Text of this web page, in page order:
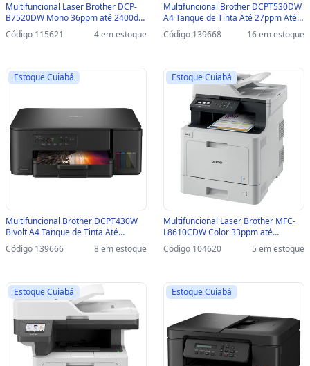
Multifuncional Laser Brother DCP-
B7520DW Mono 36ppm até 2400dpi
USB/REDE/WIFI - DCP-B7520DW
Código 115621 4 em estoque
Multifuncional Brother DCPT530DW
A4 Tanque de Tinta Até 27ppm Até
6000dpi USB/WIFI - DCPT530DW
Código 139668 16 em estoque
Estoque Cuiabá
Multifuncional Brother DCPT430W
Bivolt A4 Tanque de Tinta Até
27ppm Até 6000dpi USB/WIFI -
DCPT430W
Código 139666 8 em estoque
Estoque Cuiabá
Multifuncional Laser Brother MFC-
L8610CDW Color 33ppm até
2400dpi USB/REDE/WIFI - MFC-
L8610CDW
Código 104620 5 em estoque
Estoque Cuiabá Estoque Cuiabá